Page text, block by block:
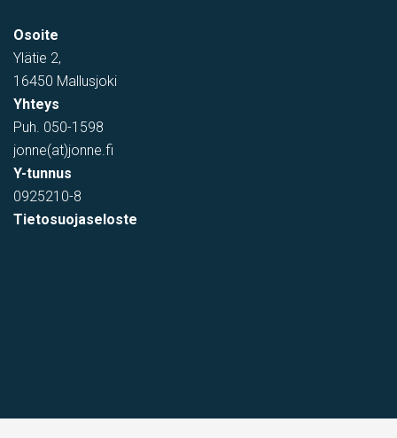
Osoite
Ylätie 2,
16450 Mallusjoki
Yhteys
Puh. 050-1598
jonne(at)jonne.fi
Y-tunnus
0925210-8
Tietosuojaseloste